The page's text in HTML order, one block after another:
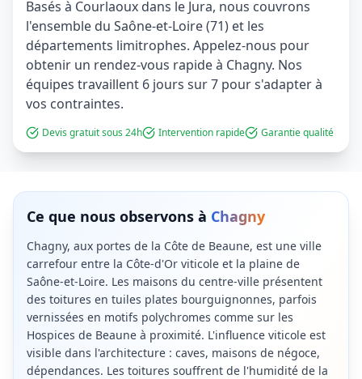
Basés à Courlaoux dans le Jura, nous couvrons
l'ensemble du Saône-et-Loire (71) et les
départements limitrophes. Appelez-nous pour
obtenir un rendez-vous rapide à Chagny. Nos
équipes travaillent 6 jours sur 7 pour s'adapter à
vos contraintes.
Devis gratuit sous 24h Intervention rapide Garantie qualité
Ce que nous observons à Chagny
Chagny, aux portes de la Côte de Beaune, est une ville
carrefour entre la Côte-d'Or viticole et la plaine de
Saône-et-Loire. Les maisons du centre-ville présentent
des toitures en tuiles plates bourguignonnes, parfois
vernissées en motifs polychromes comme sur les
Hospices de Beaune à proximité. L'influence viticole est
visible dans l'architecture : caves, maisons de négoce,
dépendances. Les toitures souffrent de l'humidité de la